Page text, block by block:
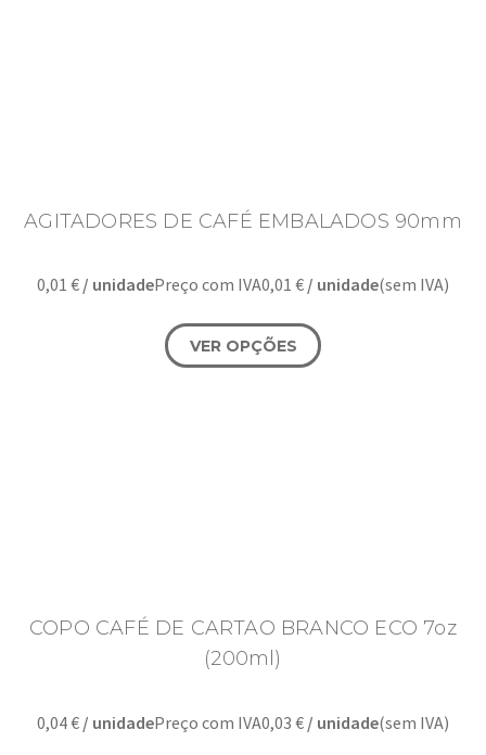
AGITADORES DE CAFÉ EMBALADOS 90mm
0,01 € / unidadePreço com IVA0,01 € / unidade(sem IVA)
VER OPÇÕES
COPO CAFÉ DE CARTAO BRANCO ECO 7oz
(200ml)
0,04€ / unidadePreço com IVA0,03 € / unidade(sem IVA)